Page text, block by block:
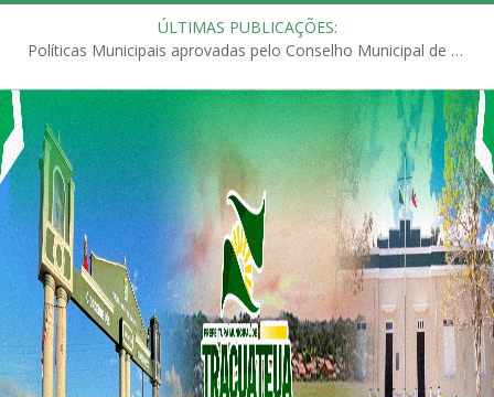
ÚLTIMAS PUBLICAÇÕES:
Políticas Municipais aprovadas pelo Conselho Municipal de Educação (CME)